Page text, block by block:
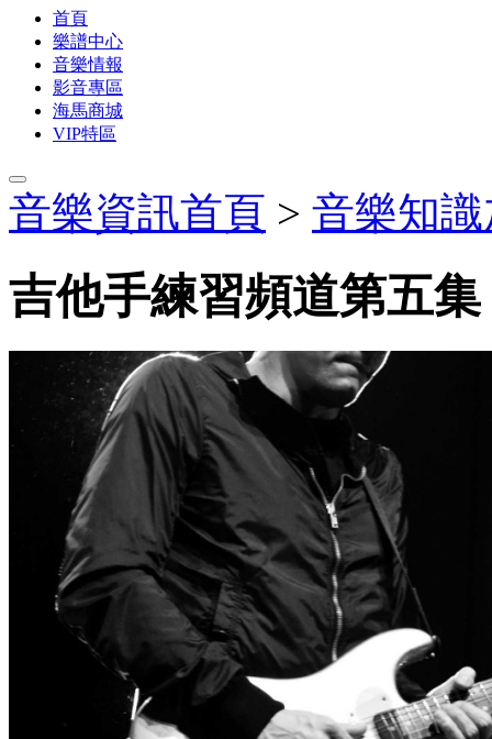
首頁
樂譜中心
音樂情報
影音專區
海馬商城
VIP特區
音樂資訊首頁 > 音樂知
吉他手練習頻道第五